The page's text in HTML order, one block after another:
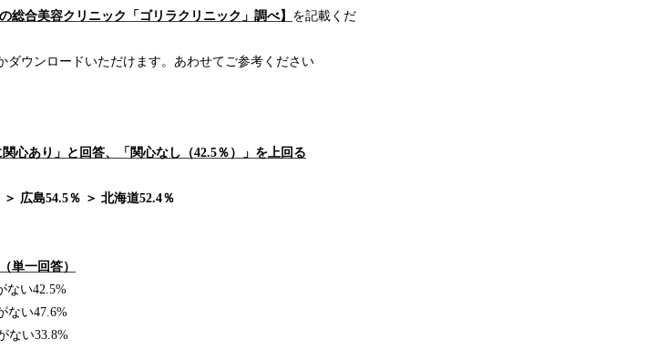
の総合美容クリニック「ゴリラクリニック」調べ】 を記載くだ
ウンロードいただけます。あわせてご参考ください
心あり」と回答、「関心なし（42.5％）」を上回る
広島54.5％ ＞ 北海道52.4％
単一回答）
ない42.5%
ない47.6%
ない33.8%